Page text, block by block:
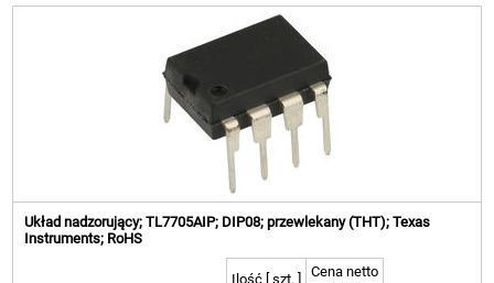
Układ nadzorujący; TL7705AIP; DIP08; przewlekany (THT); Texas
Instruments; RoHS
Ilość [ szt. ]
Cena netto